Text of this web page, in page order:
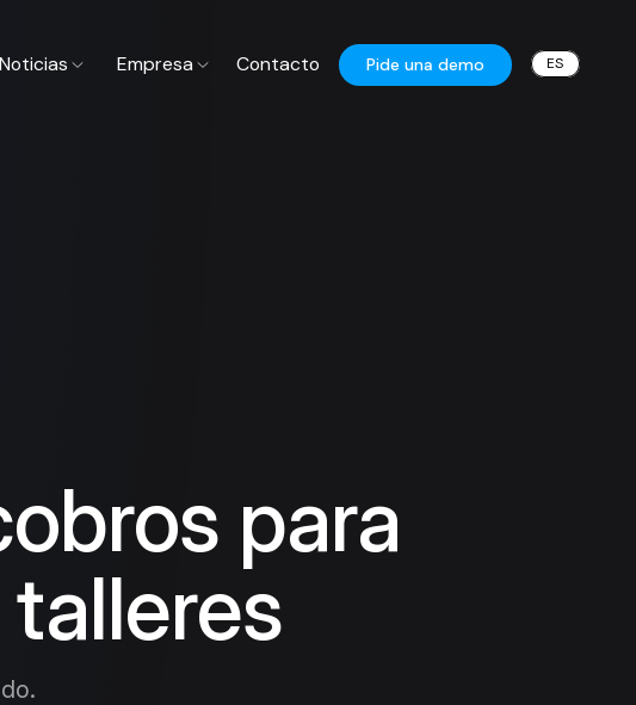
Noticias Empresa Contacto Pide una demo ES
para